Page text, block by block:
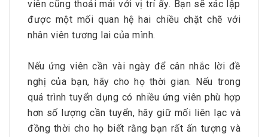
viên cũng thoải mái với vị trí ấy. Bạn sẽ xác lập
được một mối quan hệ hai chiều chặt chẽ với
nhân viên tương lai của mình.
Nếu ứng viên cần vài ngày để cân nhắc lời đề
nghị của bạn, hãy cho họ thời gian. Nếu trong
quá trình tuyển dụng có nhiều ứng viên phù hợp
hơn số lượng cần tuyển, hãy giữ mối liên lạc và
đồng thời cho họ biết rằng bạn rất ấn tượng và